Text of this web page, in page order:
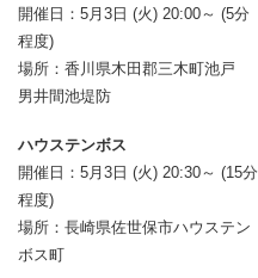
開催日：5月3日 (火) 20:00～ (5分
程度)
場所：香川県木田郡三木町池戸
男井間池堤防
ハウステンボス
開催日：5月3日 (火) 20:30～ (15分
程度)
場所：長崎県佐世保市ハウステン
ボス町